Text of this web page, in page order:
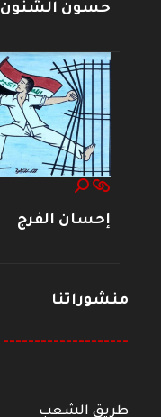
حسون الشنون
إحسان الفرج
منشوراتنا
--------------------
طريق الشعب